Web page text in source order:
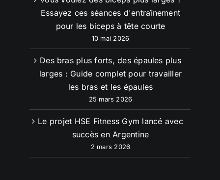
Essayez ces séances d'entraînement
pour les biceps à tête courte
10 mai 2026
Des bras plus forts, des épaules plus
larges : Guide complet pour travailler
les bras et les épaules
25 mars 2026
Le projet HSE Fitness Gym lancé avec
succès en Argentine
2 mars 2026